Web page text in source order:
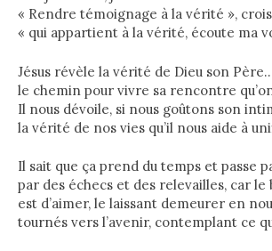
« Rendre témoignage à la vérité »,
« qui appartient à la vérité, écoute ma
Jésus révèle la vérité de Dieu son
le chemin pour vivre sa rencontre
Il nous dévoile, si nous goûtons son
la vérité de nos vies qu’il nous aide à
Il sait que ça prend du temps et passe
par des échecs et des relevailles, car le
est d’aimer, le laissant demeurer en
tournés vers l’avenir, contemplant ce